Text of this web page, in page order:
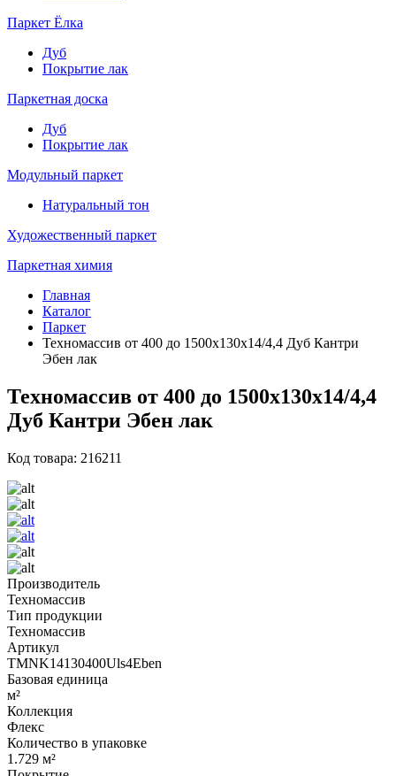
Паркет Ёлка
Дуб
Покрытие лак
Паркетная доска
Дуб
Покрытие лак
Модульный паркет
Натуральный тон
Художественный паркет
Паркетная химия
Главная
Каталог
Паркет
Техномассив от 400 до 1500х130х14/4,4 Дуб Кантри
Эбен лак
Техномассив от 400 до 1500х130х14/4,4
Дуб Кантри Эбен лак
Код товара: 216211
Производитель
Техномассив
Тип продукции
Техномассив
Артикул
TMNK14130400Uls4Eben
Базовая единица
м²
Коллекция
Флекс
Количество в упаковке
1.729 м²